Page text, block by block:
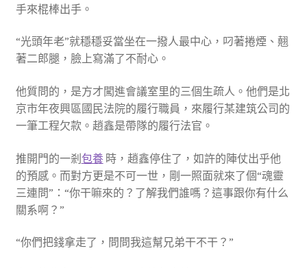
手來棍棒出手。
“光頭年老”就穩穩妥當坐在一撥人最中心，叼著捲煙、翹
著二郎腿，臉上寫滿了不耐心。
他質問的，是方才闖進會議室里的三個生疏人。他們是北
京市年夜興區國民法院的履行職員，來履行某建筑公司的
一筆工程欠款。趙鑫是帶隊的履行法官。
推開門的一剎包養時，趙鑫停住了，如許的陣仗出乎他
的預感。而對方更是不可一世，剛一照面就來了個“魂靈
三連問”：“你干嘛來的？了解我們誰嗎？這事跟你有什么
關系啊？”
“你們把錢拿走了，問問我這幫兄弟干不干？”